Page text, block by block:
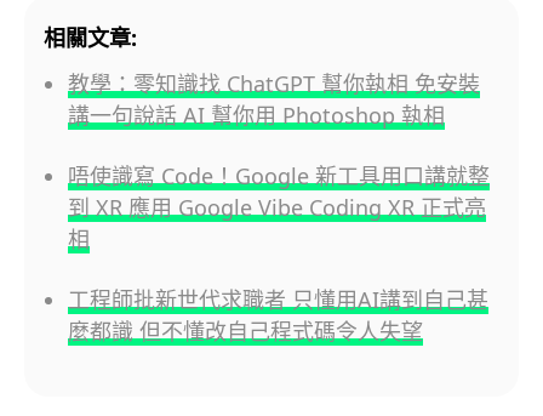
相關文章:
教學：零知識找 ChatGPT 幫你執相 免安裝
講一句說話 AI 幫你用 Photoshop 執相
唔使識寫 Code！Google 新工具用口講就整
到 XR 應用 Google Vibe Coding XR 正式亮
相
工程師批新世代求職者 只懂用AI講到自己甚
麼都識 但不懂改自己程式碼令人失望